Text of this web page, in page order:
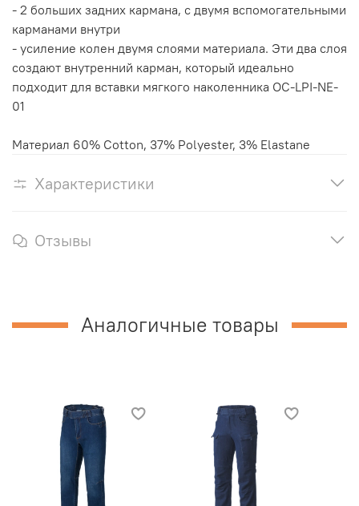
- 2 больших задних кармана, с двумя вспомогательными
карманами внутри
- усиление колен двумя слоями материала. Эти два слоя
создают внутренний карман, который идеально
подходит для вставки мягкого наколенника OC-LPI-NE-
01
Материал 60% Cotton, 37% Polyester, 3% Elastane
Характеристики
Отзывы
Аналогичные товары